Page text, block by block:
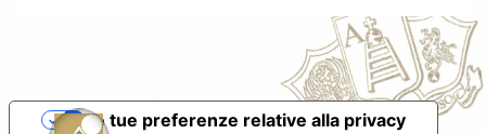
Le tue preferenze relative alla privacy